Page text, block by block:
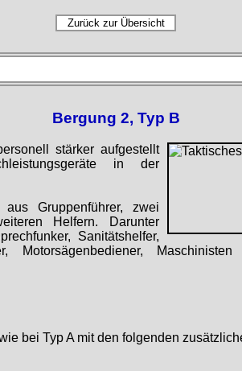
Bergung 2, Typ B
stärker aufgestellt
in der
Gruppenführer, zwei
Helfern. Darunter
Sanitätshelfer,
Motorsägenbediener,
bei Typ A mit den folgenden